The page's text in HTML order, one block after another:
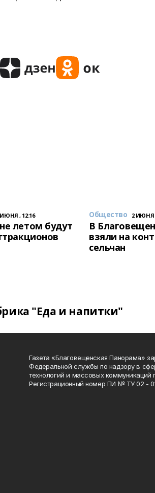
, 12:16
летом будут
Общество 2 ИЮНЯ
В
взяли на
сельчан
"Еда и напитки"
Газета «Благовещенская Панорама»
Федеральной службы по надзору в
технологий и массовых коммуникаций
Регистрационный номер ПИ № ТУ 02 -